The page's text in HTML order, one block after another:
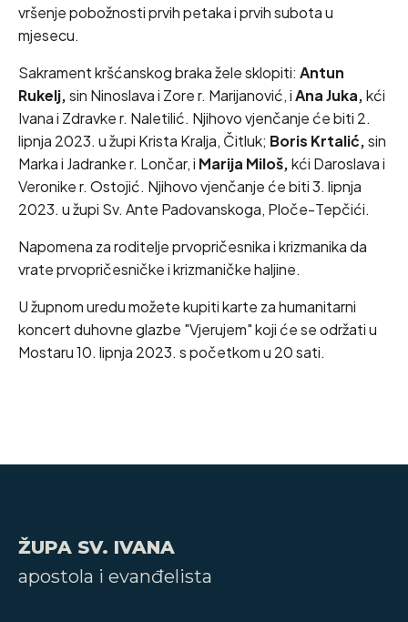
vršenje pobožnosti prvih petaka i prvih subota u
mjesecu.
Sakrament kršćanskog braka žele sklopiti: Antun
Rukelj,sin Ninoslava i Zore r. Marijanović, iAna Juka,kći
Ivana i Zdravke r. Naletilić. Njihovo vjenčanje će biti 2.
lipnja 2023. u župi Krista Kralja, Čitluk; Boris Krtalić,sin
Marka i Jadranke r. Lončar, i Marija Miloš,kći Daroslava i
Veronike r. Ostojić. Njihovo vjenčanje će biti 3. lipnja
2023. u župi Sv. Ante Padovanskoga, Ploče-Tepčići.
Napomena za roditelje prvopričesnika i krizmanika da
vrate prvopričesničke i krizmaničke haljine.
U župnom uredu možete kupiti karte za humanitarni
koncert duhovne glazbe "Vjerujem" koji će se održati u
Mostaru 10. lipnja 2023. s početkom u 20 sati.
ŽUPA SV. IVANA
apostola i evanđelista